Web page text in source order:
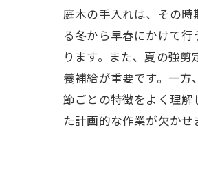
庭木の手入れは、その
る冬から早春にかけて
ります。また、夏の強
養補給が重要です。一
節ごとの特徴をよく理
た計画的な作業が欠かせ